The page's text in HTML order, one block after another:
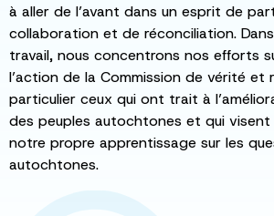
à aller de l’avant dans un esprit de
collaboration et de réconciliation.
travail, nous concentrons nos efforts
l’action de la Commission de vérité et
particulier ceux qui ont trait à
des peuples autochtones et qui
notre propre apprentissage sur les
autochtones.